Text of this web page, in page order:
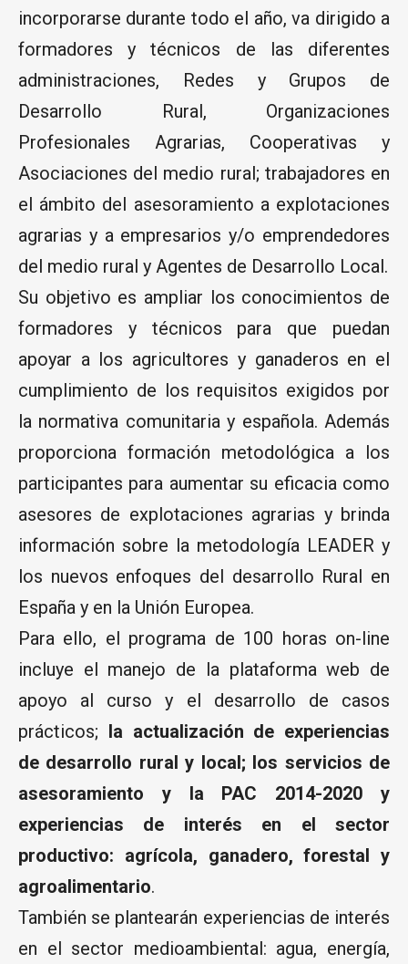
incorporarse durante todo el año, va dirigido a
formadores y técnicos de las diferentes
administraciones, Redes y Grupos de
Desarrollo Rural, Organizaciones
Profesionales Agrarias, Cooperativas y
Asociaciones del medio rural; trabajadores en
el ámbito del asesoramiento a explotaciones
agrarias y a empresarios y/o emprendedores
del medio rural y Agentes de Desarrollo Local.
Su objetivo es ampliar los conocimientos de
formadores y técnicos para que puedan
apoyar a los agricultores y ganaderos en el
cumplimiento de los requisitos exigidos por
la normativa comunitaria y española. Además
proporciona formación metodológica a los
participantes para aumentar su eficacia como
asesores de explotaciones agrarias y brinda
información sobre la metodología LEADER y
los nuevos enfoques del desarrollo Rural en
España y en la Unión Europea.
Para ello, el programa de 100 horas on-line
incluye el manejo de la plataforma web de
apoyo al curso y el desarrollo de casos
prácticos; la actualización de experiencias
de desarrollo rural y local; los servicios de
asesoramiento y la PAC 2014-2020 y
experiencias de interés en el sector
productivo: agrícola, ganadero, forestal y
agroalimentario.
También se plantearán experiencias de interés
en el sector medioambiental: agua, energía,